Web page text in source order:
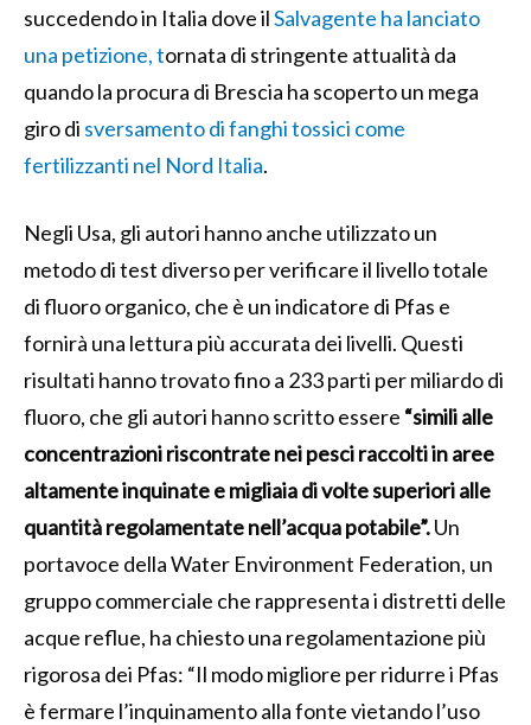
succedendo in Italia dove ilSalvagente ha lanciato
una petizione, tornata di stringente attualità da
quando la procura di Brescia ha scoperto un mega
giro di sversamento di fanghi tossici come
fertilizzanti nel Nord Italia.
Negli Usa, gli autori hanno anche utilizzato un
metodo di test diverso per verificare il livello totale
di fluoro organico, che è un indicatore di Pfas e
fornirà una lettura più accurata dei livelli. Questi
risultati hanno trovato fino a 233 parti per miliardo di
fluoro, che gli autori hanno scritto essere “simili alle
concentrazioni riscontrate nei pesci raccolti in aree
altamente inquinate e migliaia di volte superiori alle
quantità regolamentate nell’acqua potabile”.Un
portavoce della Water Environment Federation, un
gruppo commerciale che rappresenta i distretti delle
acque reflue, ha chiesto una regolamentazione più
rigorosa dei Pfas: “Il modo migliore per ridurre i Pfas
è fermare l’inquinamento alla fonte vietando l’uso